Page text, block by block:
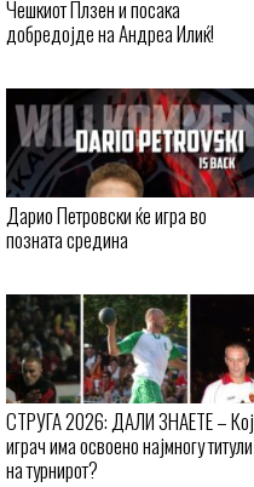
Чешкиот Плзен и посака
добредојде на Андреа Илиќ!
Дарио Петровски ќе игра во
позната средина
СТРУГА 2026: ДАЛИ ЗНАЕТЕ – Кој
играч има освоено најмногу титули
на турнирот?